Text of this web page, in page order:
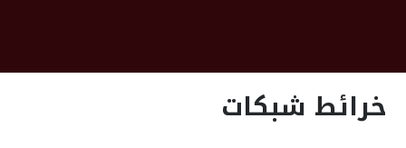
خرائط شبكات